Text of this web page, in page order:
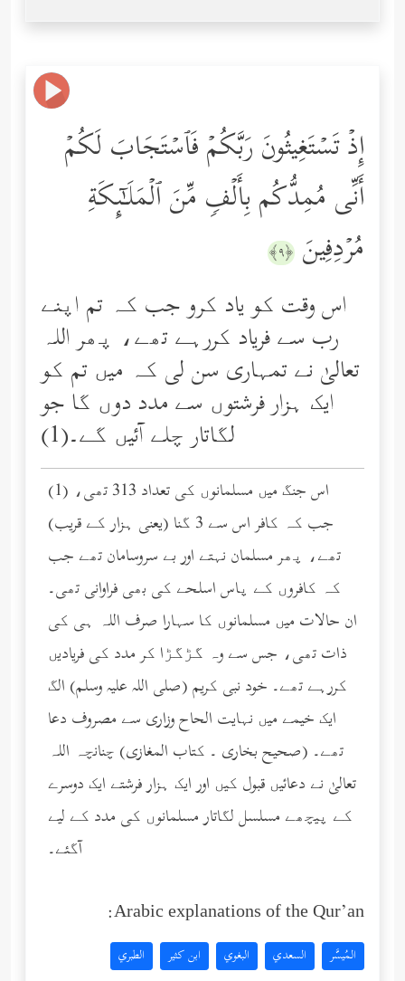
إِذۡ تَسۡتَغِیثُونَ رَبَّكُمۡ فَٱسۡتَجَابَ لَكُمۡ
أَنِّی مُمِدُّكُم بِأَلۡفࣲ مِّنَ ٱلۡمَلَـٰۤىِٕكَةِ
مُرۡدِفِینَ ﴿٩﴾
اس وقت کو یاد کرو جب کہ تم اپنے
رب سے فریاد کررہے تھے، پھر اللہ
تعالیٰ نے تمہاری سن لی کہ میں تم کو
ایک ہزار فرشتوں سے مدد دوں گا جو
لگاتار چلے آئیں گے۔(1)
(1) اس جنگ میں مسلمانوں کی تعداد 313 تھی،
جب کہ کافر اس سے 3 گنا (یعنی ہزار کے قریب)
تھے، پھر مسلمان نہتے اور بے سروسامان تھے جب
کہ کافروں کے پاس اسلحے کی بھی فراوانی تھی۔
ان حالات میں مسلمانوں کا سہارا صرف اللہ ہی کی
ذات تھی، جس سے وہ گڑگڑا کر مدد کی فریادیں
کررہے تھے۔ خود نبی کریم (صلى الله عليه وسلم) الگ
ایک خیمے میں نہایت الحاح وزاری سے مصروف دعا
تھے۔ (صحیح بخاری ۔ کتاب المغازی) چنانچہ اللہ
تعالیٰ نے دعائیں قبول کیں اور ایک ہزار فرشتے ایک دوسرے
کے پیچھے مسلسل لگاتار مسلمانوں کی مدد کے لیے
آگئے۔
Arabic explanations of the Qur’an:
المُيسَّر السعدي البغوي ابن كثير الطبري